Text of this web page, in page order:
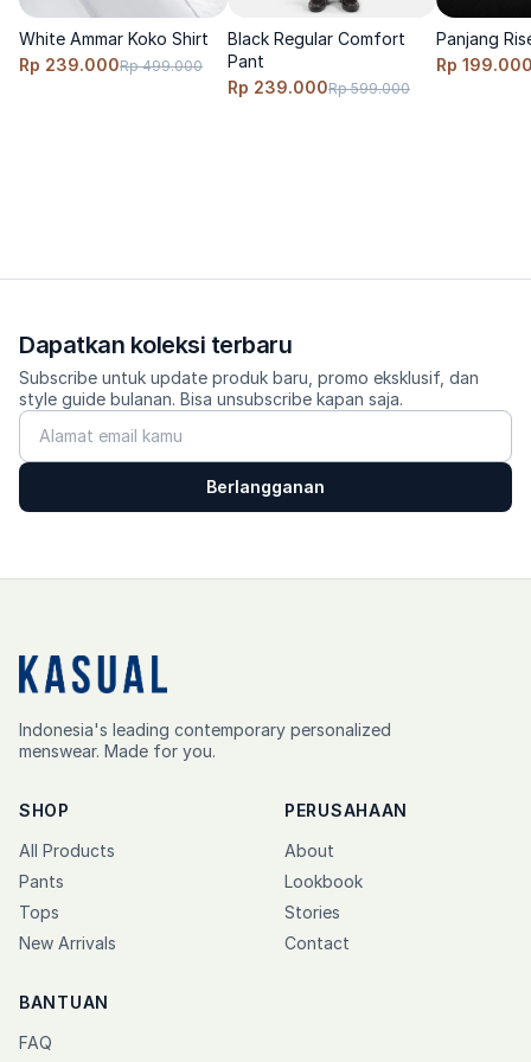
Size & Fit
Fit: clean-taper, jatuh rapi di atas mata kaki.
Saran ukuran: true-to-size; naik 1 size bila ingin lebih relaxed.
White Ammar Koko Shirt
Rp 239.000Rp 499.000
Black Regular Comfort
Pant
Rp 239.000Rp 599.000
Panjang
Rp
Dapatkan koleksi terbaru
Subscribe untuk update produk baru, promo eksklusif, dan
style guide bulanan. Bisa unsubscribe kapan saja.
Berlangganan
Indonesia's leading contemporary personalized
menswear. Made for you.
SHOP
All Products
Pants
Tops
New Arrivals
PERUSAHAAN
About
Lookbook
Stories
Contact
BANTUAN
FAQ